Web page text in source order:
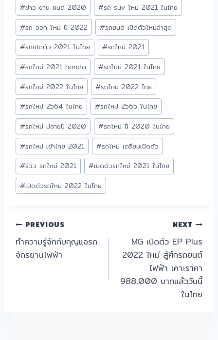
#ข่าว ยาน ยนต์ 2020 #รถ suv ใหม่ 2021 ในไทย
#รถ ออก ใหม่ ปี 2022 #รถยนต์ เปิดตัวใหม่ล่าสุด
#รถเปิดตัว 2021 ในไทย #รถใหม่ 2021
#รถใหม่ 2021 honda #รถใหม่ 2021 ในไทย
#รถใหม่ 2022 ในไทย #รถใหม่ 2022 ไทย
#รถใหม่ 2564 ในไทย #รถใหม่ 2565 ในไทย
#รถใหม่ ปลายปี 2020 #รถใหม่ ปี 2020 ในไทย
#รถใหม่ เข้าไทย 2021 #รถใหม่ เตรียมเปิดตัว
#รีวิว รถใหม่ 2021 #เปิดตัวรถใหม่ 2021 ในไทย
#เปิดตัวรถใหม่ 2022 ในไทย
PREVIOUS
ทำความรู้จักกับกุญแจรถ
จักรยานไฟฟ้า
NEXT
MG เปิดตัว EP Plus
2022 ใหม่ สู้ศึกรถยนต์
ไฟฟ้า เคาะราคา
988,000 บาทแล้ววันนี้
ในไทย